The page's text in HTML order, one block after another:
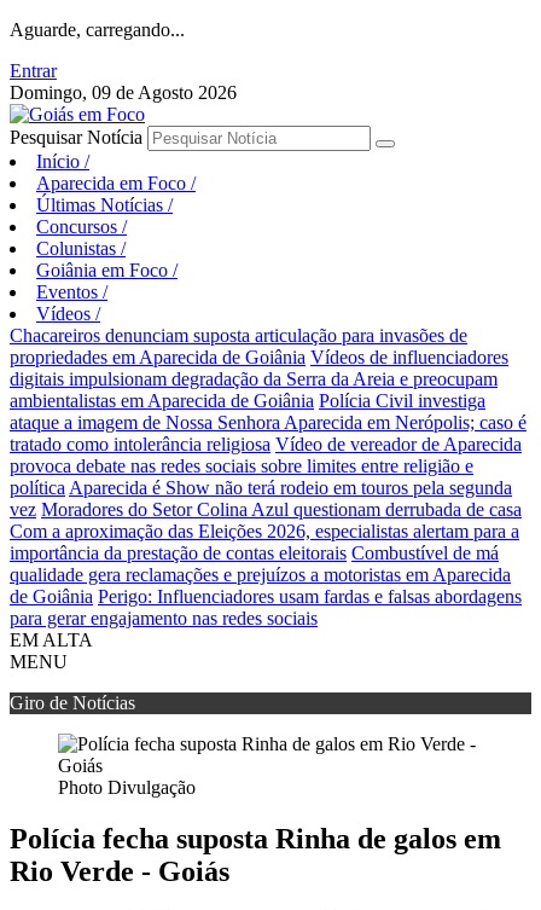
Aguarde, carregando...
Entrar
Domingo, 09 de Agosto 2026
Pesquisar Notícia
Início /
Aparecida em Foco /
Últimas Notícias /
Concursos /
Colunistas /
Goiânia em Foco /
Eventos /
Vídeos /
Chacareiros denunciam suposta articulação para invasões de
propriedades em Aparecida de Goiânia Vídeos de influenciadores
digitais impulsionam degradação da Serra da Areia e preocupam
ambientalistas em Aparecida de Goiânia Polícia Civil investiga
ataque a imagem de Nossa Senhora Aparecida em Nerópolis; caso é
tratado como intolerância religiosa Vídeo de vereador de Aparecida
provoca debate nas redes sociais sobre limites entre religião e
política Aparecida é Show não terá rodeio em touros pela segunda
vez Moradores do Setor Colina Azul questionam derrubada de casa
Com a aproximação das Eleições 2026, especialistas alertam para a
importância da prestação de contas eleitorais Combustível de má
qualidade gera reclamações e prejuízos a motoristas em Aparecida
de Goiânia Perigo: Influenciadores usam fardas e falsas abordagens
para gerar engajamento nas redes sociais
EM ALTA
MENU
Giro de Notícias
Photo Divulgação
Polícia fecha suposta Rinha de galos em
Rio Verde - Goiás